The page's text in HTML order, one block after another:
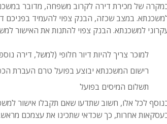
של מכירת דירה לקרוב משפחה, מדובר
במצב שכזה, הבנק צפוי להעמיד בפניכם
למשכנתא. הבנק צפוי להתנות את האישור
למוכר צריך להיות דיור חלופי (למשל, דירה
רישום המשכנתא יבוצע בפועל טרם העברת
תשלום המיסים בפועל
לכל אלו, חשוב שתדעו שאם תקבלו אישור
אחרות, כך שכדאי שתכינו את עצמכם